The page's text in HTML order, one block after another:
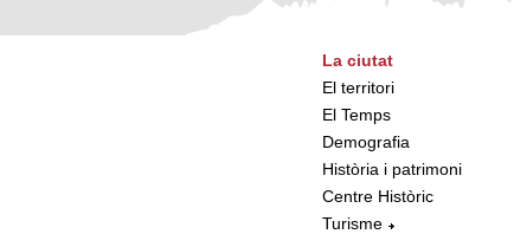
La ciutat
El territori
El Temps
Demografia
Història i patrimoni
Centre Històric
Turisme